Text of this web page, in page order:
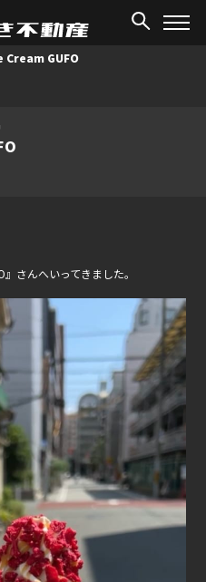
Cream GUFO
さんへいってきました。